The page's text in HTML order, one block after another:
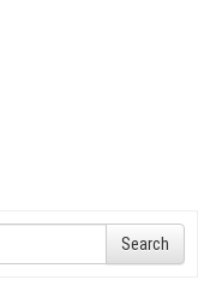
Search